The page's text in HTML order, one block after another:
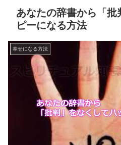
あなたの辞書から「批
ピーになる方法
幸せになる方法